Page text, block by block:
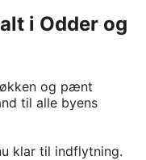
i Odder og
og pænt
til alle byens
klar til indflytning.